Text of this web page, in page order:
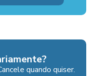
quando quiser.